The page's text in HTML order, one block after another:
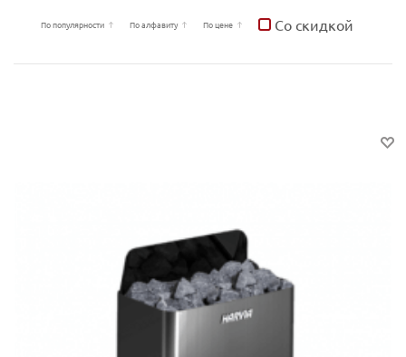
По популярности По алфавиту По цене Со скидкой